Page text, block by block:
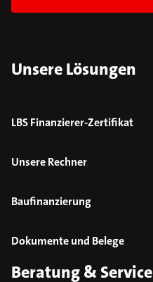
Unsere Lösungen
LBS Finanzierer-Zertifikat
Unsere Rechner
Baufinanzierung
Dokumente und Belege
Beratung & Service